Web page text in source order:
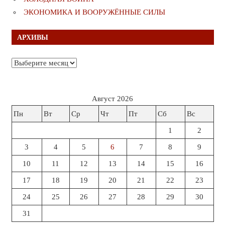
ЭКОНОМИКА И ВООРУЖЁННЫЕ СИЛЫ
АРХИВЫ
Архивы
Август 2026
Пн
Вт Ср Чт Пт Сб Вс
1 2
3 4 5 6 7 8 9
10 11 12 13 14 15 16
17 18 19 20 21 22 23
24 25 26 27 28 29 30
31